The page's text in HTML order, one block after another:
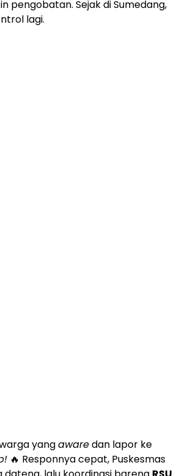
pengobatan. Sejak di Sumedang,
lagi.
yangawaredan lapor ke
🔥 Responnya cepat, Puskesmas